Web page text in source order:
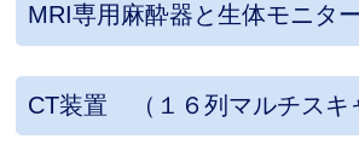
MRI専用麻酔器と生体モニタ
CT装置 （１６列マルチスキ